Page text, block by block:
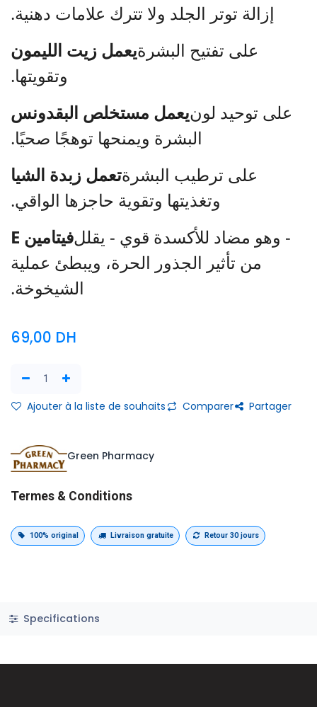
إزالة توتر الجلد ولا تترك علامات دهنية.
يعمل زيت الليمونعلى تفتيح البشرة
وتقويتها.
يعمل مستخلص البقدونسعلى توحيد لون
البشرة ويمنحها توهجًا صحيًا.
تعمل زبدة الشياعلى ترطيب البشرة
وتغذيتها وتقوية حاجزها الواقي.
فيتامين E- وهو مضاد للأكسدة قوي - يقلل
من تأثير الجذور الحرة، ويبطئ عملية
الشيخوخة.
69,00 DH
Ajouter à la liste de souhaits Comparer Partager
Green Pharmacy
Termes & Conditions
100% original Livraison gratuite Retour 30 jours
Specifications